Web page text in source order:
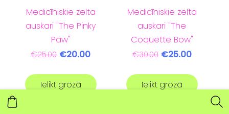
Medicīniskie zelta
auskari "The Pinky
Paw"
€25.00 €20.00
Ielikt grozā
Medicīniskie zelta
auskari "The
Coquette Bow"
€30.00 €25.00
Ielikt grozā